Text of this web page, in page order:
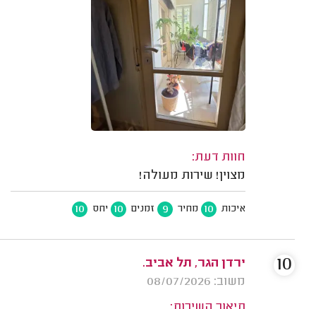
חוות דעת:
מצוין! שירות מעולה!
איכות 10 מחיר 9 זמנים 10 יחס 10
ירדן הגר, תל אביב.
משוב: 08/07/2026
10